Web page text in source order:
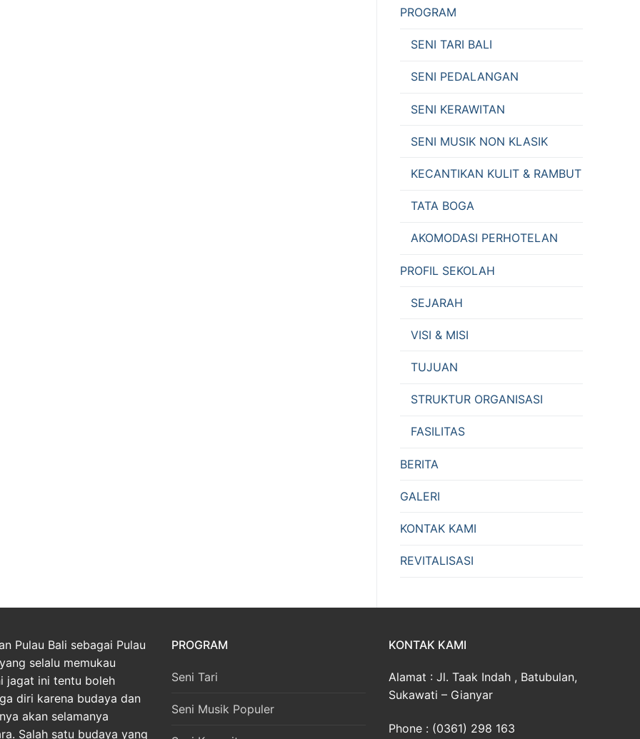
PROGRAM
SENI TARI BALI
SENI PEDALANGAN
SENI KERAWITAN
SENI MUSIK NON KLASIK
KECANTIKAN KULIT & RAMBUT
TATA BOGA
AKOMODASI PERHOTELAN
PROFIL SEKOLAH
SEJARAH
VISI & MISI
TUJUAN
STRUKTUR ORGANISASI
FASILITAS
BERITA
GALERI
KONTAK KAMI
REVITALISASI
Pulau Bali sebagai Pulau
selalu memukau
jagat ini tentu boleh
diri karena budaya dan
akan selamanya
Salah satu budaya yang
PROGRAM
Seni Tari
Seni Musik Populer
KONTAK KAMI
Alamat : Jl. Taak Indah , Batubulan,
Sukawati – Gianyar
Phone : (0361) 298 163